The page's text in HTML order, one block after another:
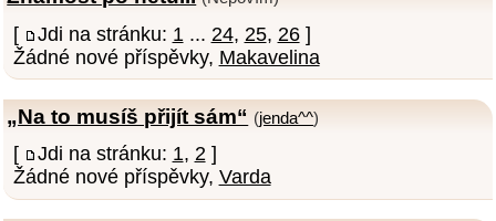
[ Jdi na stránku: 1 ... 24, 25, 26]
Žádné nové příspěvky, Makavelina
„Na to musíš přijít sám“ (jenda^^)
[ Jdi na stránku: 1, 2 ]
Žádné nové příspěvky, Varda